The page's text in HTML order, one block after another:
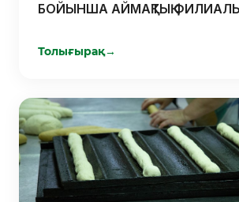
БОЙЫНША АЙМАҚТЫҚ
ҚОЛДАУ ЖӘНЕ БИЗНЕСТІ
БІРІНҒАЙ БАҒДАРЛАМАҒА
ӨТКІЗДІ
Толығырақ→